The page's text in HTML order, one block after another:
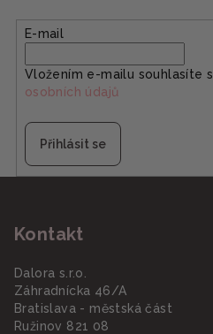
E-mail
Vložením e-mailu souhlasíte s
osobních údajů
Přihlásit se
Kontakt
Dalora s.r.o.
Záhradnícka 46/A
Bratislava - městská část
Ružinov 821 08